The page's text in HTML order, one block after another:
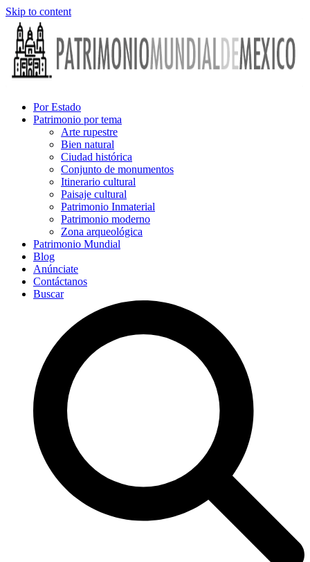
Skip to content
Por Estado
Patrimonio por tema
Arte rupestre
Bien natural
Ciudad histórica
Conjunto de monumentos
Itinerario cultural
Paisaje cultural
Patrimonio Inmaterial
Patrimonio moderno
Zona arqueológica
Patrimonio Mundial
Blog
Anúnciate
Contáctanos
Buscar